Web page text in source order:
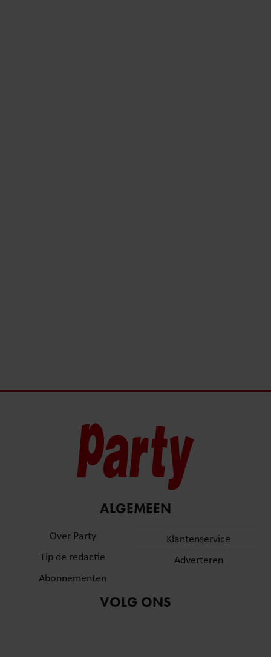
ALGEMEEN
Over Party
Tip de redactie
Abonnementen
Klantenservice
Adverteren
VOLG ONS